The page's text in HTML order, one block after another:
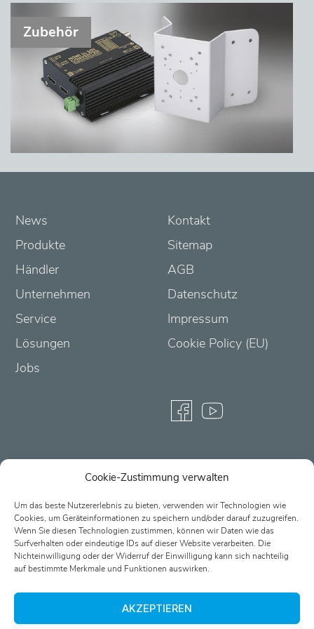
Cookie-Zustimmung verwalten
Um das beste Nutzererlebnis zu bieten, verwenden wir Technologien wie
Cookies, um Geräteinformationen zu speichern und/oder darauf zuzugreifen.
Wenn Sie diesen Technologien zustimmen, können wir Daten wie das
Surfverhalten oder eindeutige IDs auf dieser Website verarbeiten. Die
Nichteinwilligung oder der Widerruf der Einwilligung kann sich nachteilig
auf bestimmte Merkmale und Funktionen auswirken.
AKZEPTIEREN
Zubehör
News
Produkte
Händler
Unternehmen
Service
Lösungen
Jobs
Kontakt
Sitemap
AGB
Datenschutz
Impressum
Cookie Policy (EU)
Partner-Login
Passwort vergessen?
L
ö
s
u